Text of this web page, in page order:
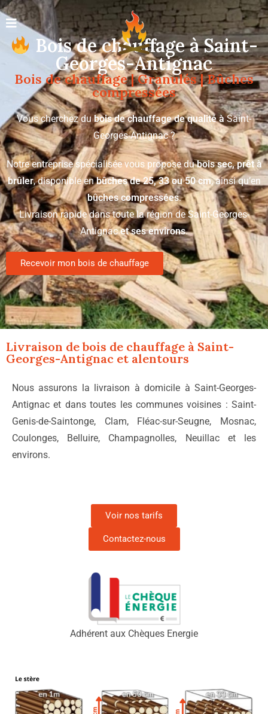
Bois de chauffage à Saint-
Georges-Antignac
Bois de chauffage | Granulés | Bûches
compressées
Vous cherchez dubois de chauffage de qualité àSaint-
Georges-Antignac ?
Notre entreprise spécialisée vous propose dubois sec, prêt à
brûler, disponible enbûches de 25, 33 ou 50 cm, ainsi qu’en
bûches compressées.
Livraison rapide dans toute la région de Saint-Georges-
Antignacet ses environs.
Recevoir mon bois de chauffage
Livraison de bois de chauffage à Saint-
Georges-Antignac et alentours
Nous assurons la livraison à domicile à Saint-Georges-
Antignac et dans toutes les communes voisines : Saint-
Genis-de-Saintonge, Clam, Fléac-sur-Seugne, Mosnac,
Coulonges, Belluire, Champagnolles, Neuillac et les
environs.
Voir nos tarifs
Contactez-nous
Adhérent aux Chèques Energie